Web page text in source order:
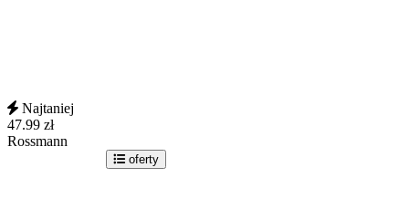
Najtaniej
47.99 zł
Rossmann
oferty